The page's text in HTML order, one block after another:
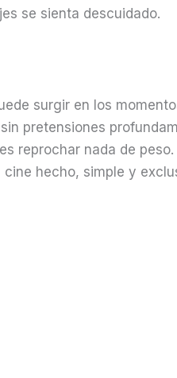
se sienta descuidado.
surgir en los
pretensiones
reprochar nada de
hecho, simple y